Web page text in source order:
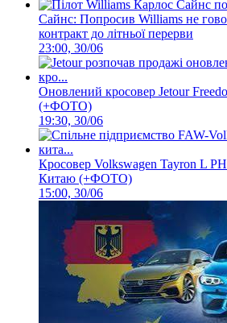
Сайнс: Попросив Williams не
контракт до літньої перерви
23:00, 30/06
Оновлений кросовер Jetour
(+ФОТО)
19:30, 30/06
Кросовер Volkswagen Tayron L
Китаю (+ФОТО)
15:00, 30/06